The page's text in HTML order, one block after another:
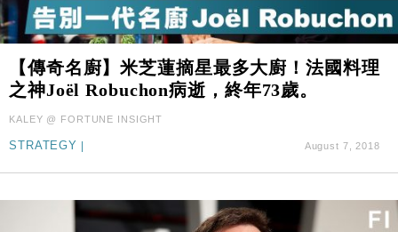
10:57
財經｜美商務部擬擴大金屬關稅範圍 14類產品或加徵
25%
18:15
本地｜新世界K11 9月升級會員制度 增鉑金卡級別鎖
定高消費客群
最強
16:33
財經｜滙控重啟最多10億美元回購 派息比率目標維持
50%
15:59
財經｜SA售股自救後再出手 斥4億美元押注未上市公
【傳奇名廚】米芝蓮摘星最多大廚！法國料理
之神Joël Robuchon病逝，終年73歲。
KALEY @ FORTUNE INSIGHT
STRATEGY August 7, 2018